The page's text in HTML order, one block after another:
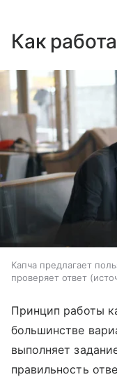
Как
Капча предлагает
проверяет ответ
Принцип работы
большинстве
выполняет
правильность